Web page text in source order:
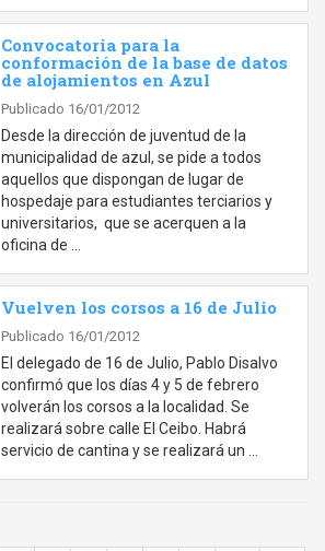
Convocatoria para la
conformación de la base de datos
de alojamientos en Azul
Publicado 16/01/2012
Desde la dirección de juventud de la
municipalidad de azul, se pide a todos
aquellos que dispongan de lugar de
hospedaje para estudiantes terciarios y
universitarios, que se acerquen a la
oficina de …
Vuelven los corsos a 16 de Julio
Publicado 16/01/2012
El delegado de 16 de Julio, Pablo Disalvo
confirmó que los días 4 y 5 de febrero
volverán los corsos a la localidad. Se
realizará sobre calle El Ceibo. Habrá
servicio de cantina y se realizará un …